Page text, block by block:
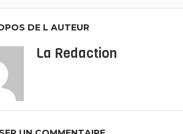
DE L AUTEUR
La Redaction